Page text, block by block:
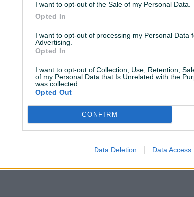
I want to opt-out of the Sale of my Personal Data.
Opted In
I want to opt-out of processing my Personal Data
Advertising.
Opted In
I want to opt-out of Collection, Use, Retention,
of my Personal Data that Is Unrelated with the
was collected.
Opted Out
CONFIRM
Data Deletion Data Access